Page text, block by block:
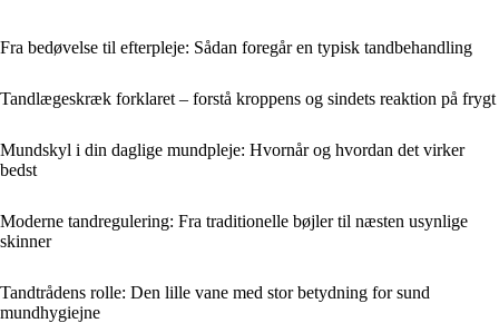
Fra bedøvelse til efterpleje: Sådan foregår en typisk tandbehandling
Tandlægeskræk forklaret – forstå kroppens og sindets reaktion på frygt
Mundskyl i din daglige mundpleje: Hvornår og hvordan det virker
bedst
Moderne tandregulering: Fra traditionelle bøjler til næsten usynlige
skinner
Tandtrådens rolle: Den lille vane med stor betydning for sund
mundhygiejne